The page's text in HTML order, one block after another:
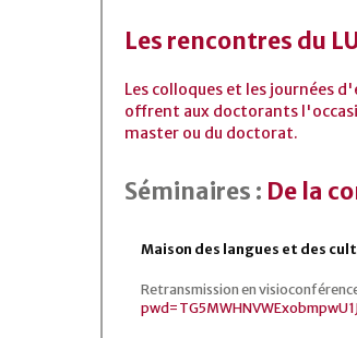
Les rencontres du
Les colloques et les journées
offrent aux doctorants
master ou du doctorat.
Séminaires : De la
Maison des langues et des
Retransmission en